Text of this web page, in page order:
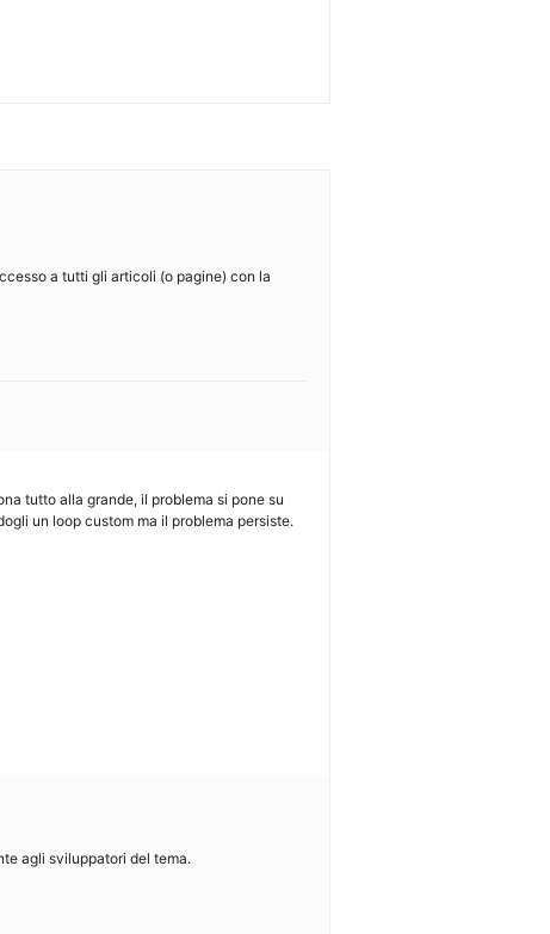
a tutti gli articoli (o pagine) con la
tutto alla grande, il problema si pone su
un loop custom ma il problema persiste.
agli sviluppatori del tema.